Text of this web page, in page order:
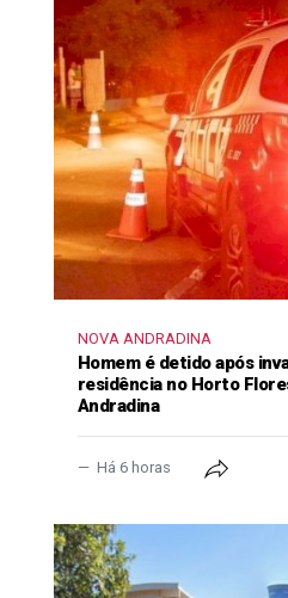
NOVA ANDRADINA
Homem é detido após
residência no Horto
Andradina
Há 6 horas